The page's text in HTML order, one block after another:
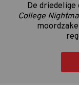
De
College